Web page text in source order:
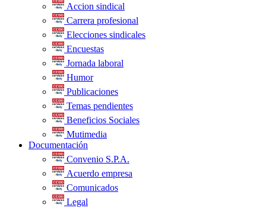
Accion sindical
Carrera profesional
Elecciones sindicales
Encuestas
Jornada laboral
Humor
Publicaciones
Temas pendientes
Beneficios Sociales
Mutimedia
Documentación
Convenio S.P.A.
Acuerdo empresa
Comunicados
Legal